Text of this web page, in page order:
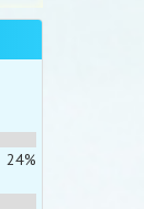
24%